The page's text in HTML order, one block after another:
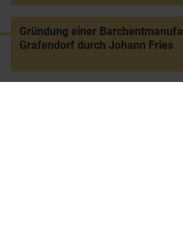
Gründung einer
Grafendorf durch Johann Fries